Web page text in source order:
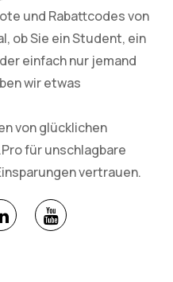
und Rabattcodes von
ob Sie ein Student, ein
einfach nur jemand
wir etwas
von glücklichen
für unschlagbare
vertrauen.